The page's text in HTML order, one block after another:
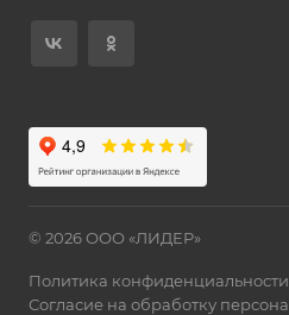
© 2026 ООО «ЛИДЕР»
Политика конфиденциальности
Согласие на обработку